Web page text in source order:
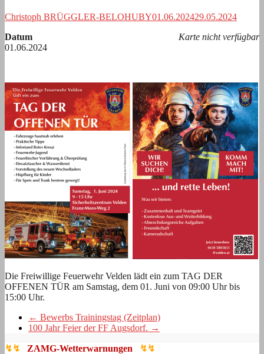
Christoph BRÜGGLER-BELOHUBY01.06.202429.05.2024
Karte nicht verfügbar
Datum
01.06.2024
Die Freiwillige Feuerwehr Velden lädt ein zum TAG DER
OFFENEN TÜR am Samstag, dem 01. Juni von 09:00 Uhr bis
15:00 Uhr.
← Bewerbs Trainingstag (Zeitplan)
100 Jahr Feier der FF Augsdorf. →
↯↯ ZAMG-Wetterwarnungen ↯↯